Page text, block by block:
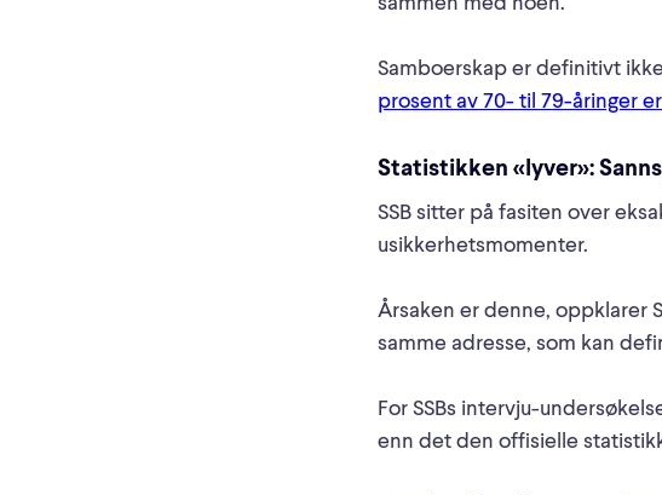
Samboerskap er definitivt
prosent av 70- til 79-åringer
Statistikken «lyver»:
SSB sitter på fasiten over
usikkerhetsmomenter.
Årsaken er denne, oppklarer
samme adresse, som kan
For SSBs intervju-
enn det den offisielle